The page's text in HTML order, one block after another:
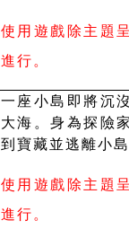
使用遊戲除主題
進行。
一座小島即將沉
大海。身為探險
到寶藏並逃離小
使用遊戲除主題
進行。